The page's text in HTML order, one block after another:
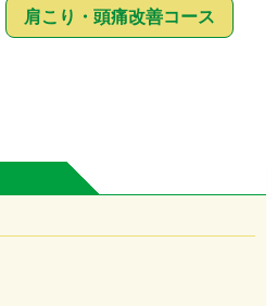
肩こり・頭痛改善コース